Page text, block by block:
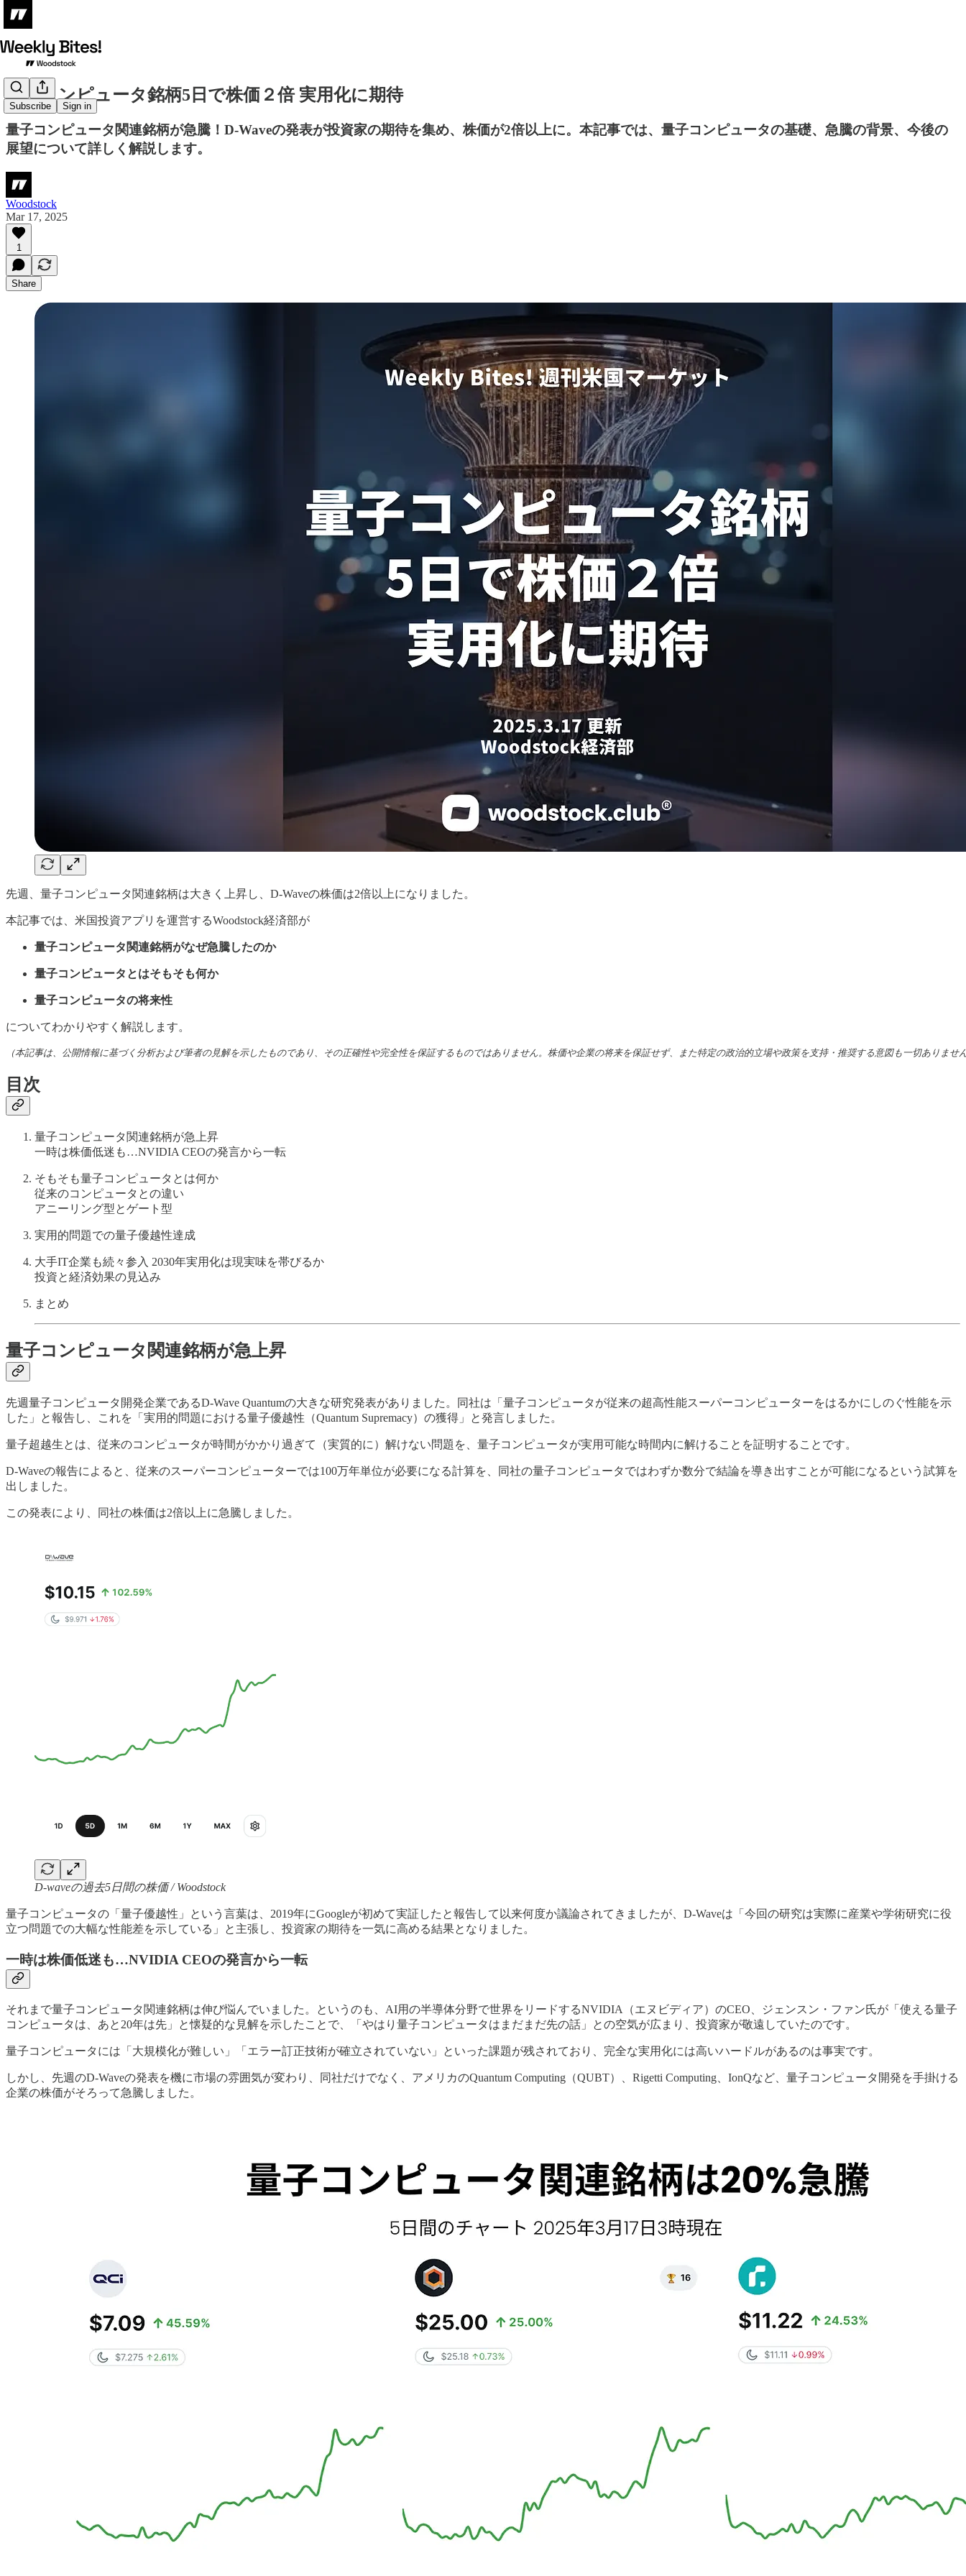
Subscribe Sign in
量子コンピュータ銘柄5日で株価２倍 実用化に期待
量子コンピュータ関連銘柄が急騰！D-Waveの発表が投資家の期待を集め、株価が2倍以上に。本記事では、量子コンピュータの基礎、急騰の背景、今後の
展望について詳しく解説します。
Woodstock
Mar 17, 2025
1
Share
先週、量子コンピュータ関連銘柄は大きく上昇し、D-Waveの株価は2倍以上になりました。
本記事では、米国投資アプリを運営するWoodstock経済部が
量子コンピュータ関連銘柄がなぜ急騰したのか
量子コンピュータとはそもそも何か
量子コンピュータの将来性
についてわかりやすく解説します。
（本記事は、公開情報に基づく分析および筆者の見解を示したものであり、その正確性や完全性を保証するものではありません。株価や企業の将来を保証せず、また特定の政治的立場や政策を支持・推奨する意図も一切ありま
目次
量子コンピュータ関連銘柄が急上昇
一時は株価低迷も…NVIDIA CEOの発言から一転
そもそも量子コンピュータとは何か
従来のコンピュータとの違い
アニーリング型とゲート型
実用的問題での量子優越性達成
大手IT企業も続々参入 2030年実用化は現実味を帯びるか
投資と経済効果の見込み
まとめ
量子コンピュータ関連銘柄が急上昇
先週量子コンピュータ開発企業であるD-Wave Quantumの大きな研究発表がありました。同社は「量子コンピュータが従来の超高性能スーパーコンピューターをはるかにしのぐ性能を示
した」と報告し、これを「実用的問題における量子優越性（Quantum Supremacy）の獲得」と発言しました。
量子超越生とは、従来のコンピュータが時間がかかり過ぎて（実質的に）解けない問題を、量子コンピュータが実用可能な時間内に解けることを証明することです。
D-Waveの報告によると、従来のスーパーコンピューターでは100万年単位が必要になる計算を、同社の量子コンピュータではわずか数分で結論を導き出すことが可能になるという試算を
出しました。
この発表により、同社の株価は2倍以上に急騰しました。
D-waveの過去5日間の株価 / Woodstock
量子コンピュータの「量子優越性」という言葉は、2019年にGoogleが初めて実証したと報告して以来何度か議論されてきましたが、D-Waveは「今回の研究は実際に産業や学術研究に役
立つ問題での大幅な性能差を示している」と主張し、投資家の期待を一気に高める結果となりました。
一時は株価低迷も…NVIDIA CEOの発言から一転
それまで量子コンピュータ関連銘柄は伸び悩んでいました。というのも、AI用の半導体分野で世界をリードするNVIDIA（エヌビディア）のCEO、ジェンスン・ファン氏が「使える量子
コンピュータは、あと20年は先」と懐疑的な見解を示したことで、「やはり量子コンピュータはまだまだ先の話」との空気が広まり、投資家が敬遠していたのです。
量子コンピュータには「大規模化が難しい」「エラー訂正技術が確立されていない」といった課題が残されており、完全な実用化には高いハードルがあるのは事実です。
しかし、先週のD-Waveの発表を機に市場の雰囲気が変わり、同社だけでなく、アメリカのQuantum Computing（QUBT）、Rigetti Computing、IonQなど、量子コンピュータ開発を手掛ける
企業の株価がそろって急騰しました。